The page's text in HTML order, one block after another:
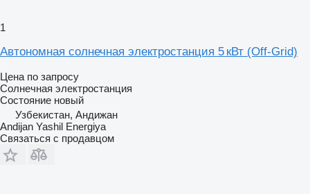
1
Автономная солнечная электростанция 5 кВт (Off-Grid)
Цена по запросу
Солнечная электростанция
Состояние новый
Узбекистан, Андижан
Andijan Yashil Energiya
Связаться с продавцом